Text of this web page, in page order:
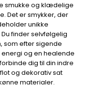
smukke og klædelige
Det er smykker, der
unikke
finder selvfølgelig
som efter sigende
og en healende
dig til din indre
og dekorativ sat
materialer.